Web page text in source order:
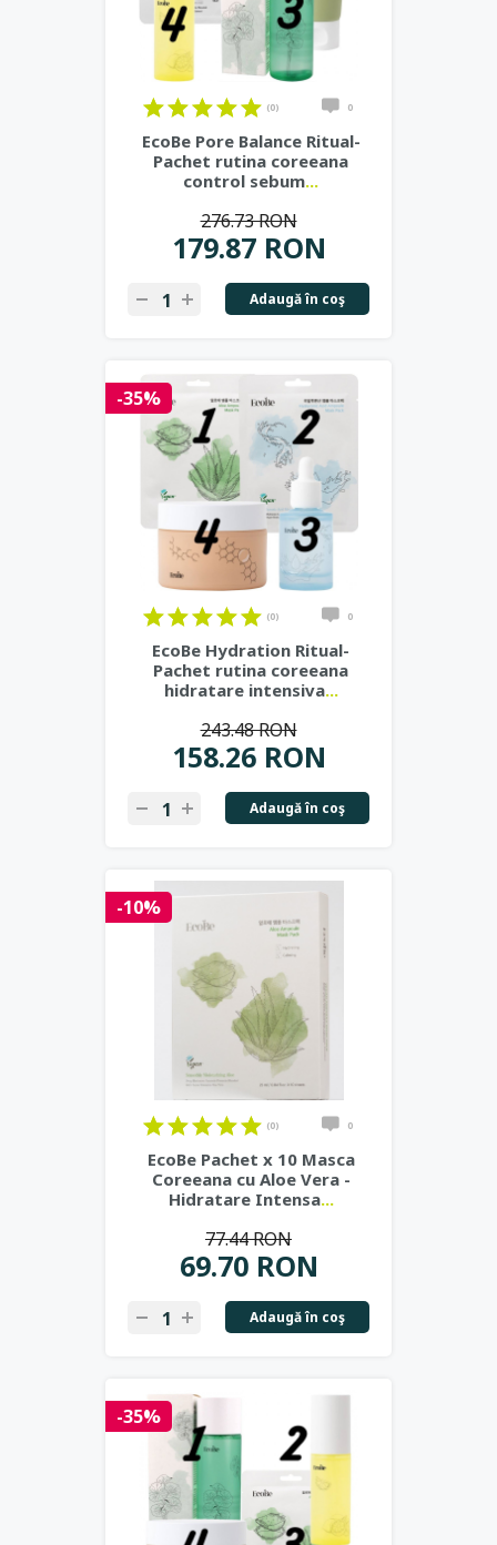
(0) 0
EcoBe Pore Balance Ritual-
Pachet rutina coreeana
control sebum...
179.87 RON
276.73 RON
Adaugă în coş
-35%
(0) 0
EcoBe Hydration Ritual-
Pachet rutina coreeana
hidratare intensiva...
158.26 RON
243.48 RON
Adaugă în coş
-10%
(0) 0
EcoBe Pachet x 10 Masca
Coreeana cu Aloe Vera -
Hidratare Intensa...
69.70 RON
77.44 RON
Adaugă în coş
-35%